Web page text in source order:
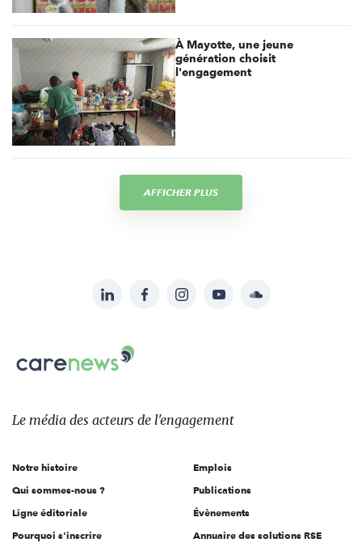
À Mayotte, une jeune
génération choisit
l'engagement
AFFICHER PLUS
sur:
LinkedInFacebookInstagramYouTubeSoundcloud
Carenews,
Le
des
l'engagement
Le média des acteurs de l'engagement
Notre histoire
Qui sommes-nous ?
Ligne éditoriale
Pourquoi s'inscrire
Emplois
Publications
Évènements
Annuaire des solutions RSE